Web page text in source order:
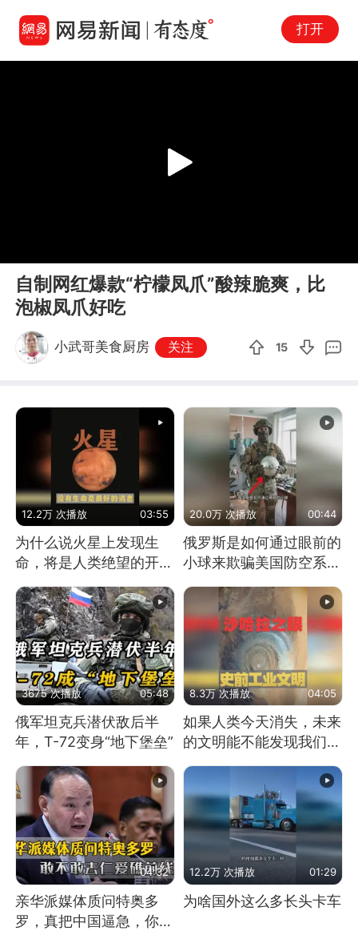
打开
Play
自制网红爆款“柠檬凤爪”酸辣脆爽，比
泡椒凤爪好吃
小武哥美食厨房 关注 15
12.2万 次播放 03:55
为什么说火星上发现生
命，将是人类绝望的开
始？
20.0万 次播放 00:44
俄罗斯是如何通过眼前的
小球来欺骗美国防空系统
的
3675 次播放 05:48
俄军坦克兵潜伏敌后半
年，T-72变身“地下堡垒”
8.3万 次播放 04:05
如果人类今天消失，未来
的文明能不能发现我们存
04:32
亲华派媒体质问特奥多
罗，真把中国逼急，你敢
12.2万 次播放 01:29
为啥国外这么多长头卡车